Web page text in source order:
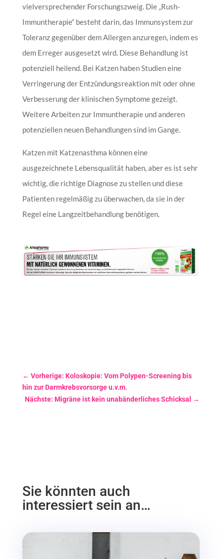
vielversprechender Forschungszweig. Die „Rush-
Immuntherapie“ besteht darin, das Immunsystem zur
Toleranz gegenüber dem Allergen anzuregen, indem es
dem Erreger ausgesetzt wird. Diese Behandlung ist
potenziell heilend. Bei Katzen haben Studien eine
Verringerung der Entzündungsreaktion mit oder ohne
Verbesserung der klinischen Symptome gezeigt.
Weitere Arbeiten zur Immuntherapie und anderen
potenziellen neuen Behandlungen sind im Gange.
Katzen mit Katzenasthma können eine
ausgezeichnete Lebensqualität haben, aber es ist sehr
wichtig, die richtige Diagnose zu stellen und diese
Patienten regelmäßig zu überwachen, da sie in der
Regel eine Langzeitbehandlung benötigen.
← Vorherige: Koloskopie: Vom Polypen-Screening bis
hin zur Darmkrebsvorsorge u.v.m.
Nächste: Migräne ist kein unabänderliches Schicksal
→
Sie könnten auch
interessiert sein an…